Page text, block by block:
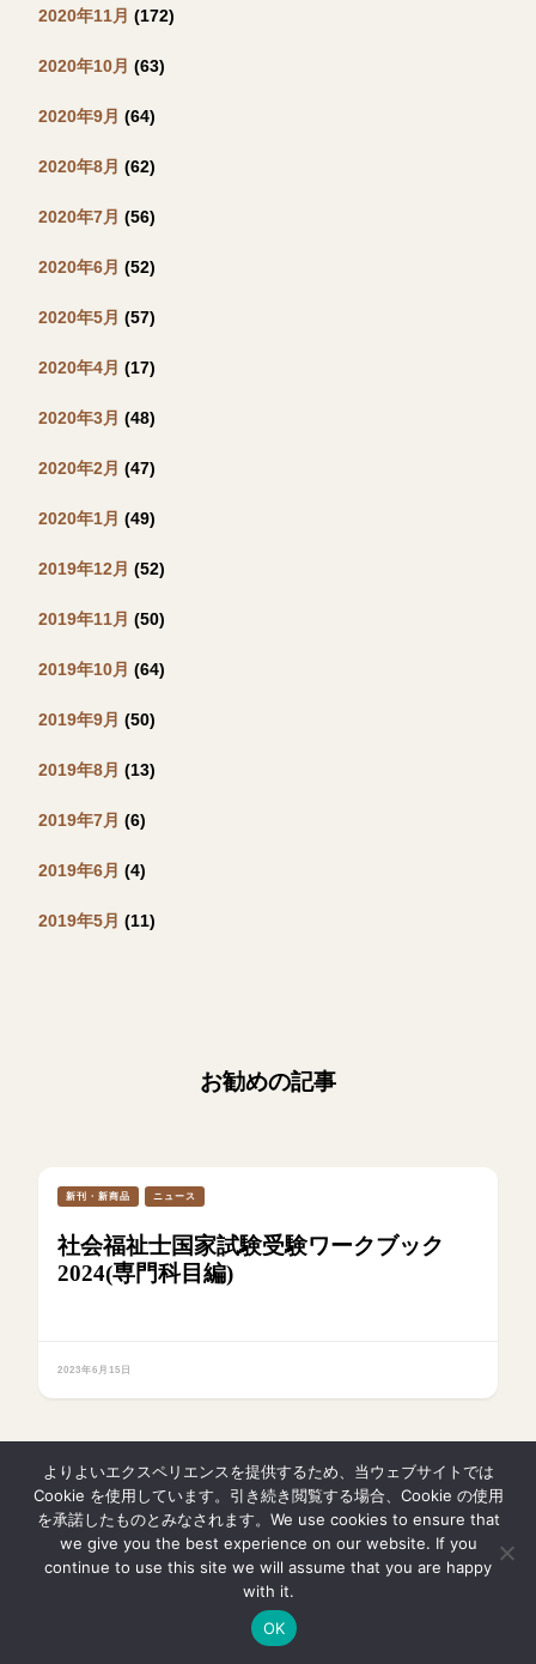
2020年11月 (172)
2020年10月 (63)
2020年9月 (64)
2020年8月 (62)
2020年7月 (56)
2020年6月 (52)
2020年5月 (57)
2020年4月 (17)
2020年3月 (48)
2020年2月 (47)
2020年1月 (49)
2019年12月 (52)
2019年11月 (50)
2019年10月 (64)
2019年9月 (50)
2019年8月 (13)
2019年7月 (6)
2019年6月 (4)
2019年5月 (11)
お勧めの記事
新刊・新商品 ニュース
社会福祉士国家試験受験ワークブック
2024(専門科目編)
2023年6月15日
イベント情報
児童虐待と障害児支援：社会全体で子ど
もを守るための読書会が開催、構造的課
題と連携の重要性を考える
よりよいエクスペリエンスを提供するため、当ウェブサイトでは
Cookie を使用しています。引き続き閲覧する場合、Cookie の使用
を承諾したものとみなされます。We use cookies to ensure that
we give you the best experience on our website. If you
continue to use this site we will assume that you are happy
with it.
OK